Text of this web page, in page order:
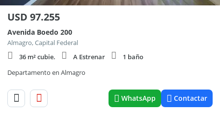
USD 97.255
Avenida Boedo 200
Almagro, Capital Federal
36 m² cubie.
A Estrenar
1 baño
Departamento en Almagro
WhatsApp Contactar